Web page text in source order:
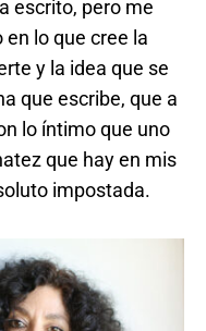
escrito, pero me
lo que cree la
y la idea que se
que escribe, que a
lo íntimo que uno
que hay en mis
impostada.